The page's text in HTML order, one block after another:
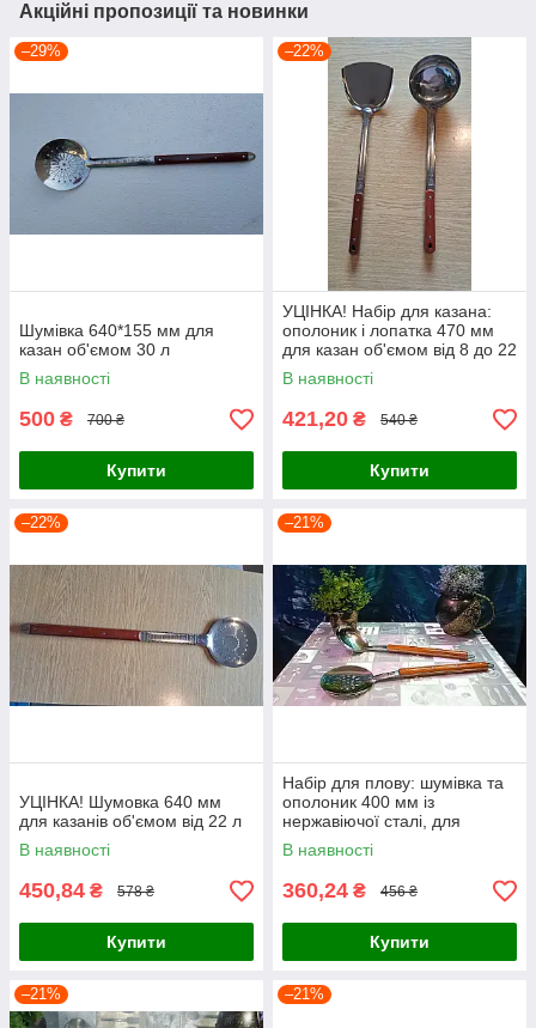
Акційні пропозиції та новинки
–29%
Шумівка 640*155 мм для
казан об'ємом 30 л
В наявності
500 ₴ 700 ₴
Купити
–22%
УЦІНКА! Набір для казана:
ополоник і лопатка 470 мм
для казан об'ємом від 8 до 22
л
В наявності
421,20 ₴ 540 ₴
Купити
–22%
УЦІНКА! Шумовка 640 мм
для казанів об'ємом від 22 л
В наявності
450,84 ₴ 578 ₴
Купити
–21%
Набір для плову: шумівка та
ополоник 400 мм із
нержавіючої сталі, для
казанів об'ємом 6-8 л
В наявності
360,24 ₴ 456 ₴
Купити
–21% –21%